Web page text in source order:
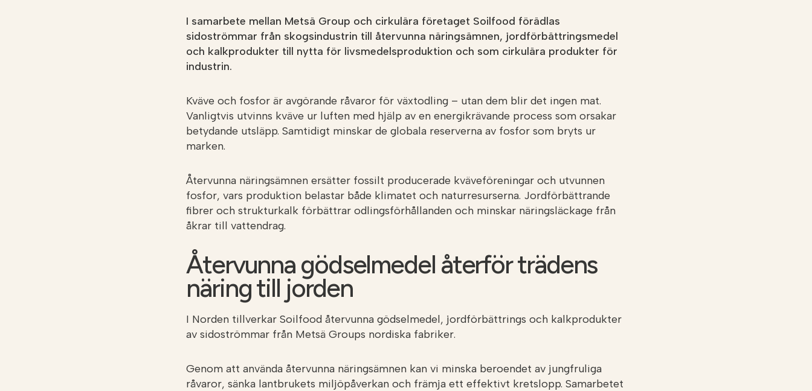
I samarbete mellan Metsä Group och cirkulära företaget Soilfood förädlas
sidoströmmar från skogsindustrin till återvunna näringsämnen, jordförbättringsmedel
och kalkprodukter till nytta för livsmedelsproduktion och som cirkulära produkter för
industrin.
Kväve och fosfor är avgörande råvaror för växtodling – utan dem blir det ingen mat.
Vanligtvis utvinns kväve ur luften med hjälp av en energikrävande process som orsakar
betydande utsläpp. Samtidigt minskar de globala reserverna av fosfor som bryts ur
marken.
Återvunna näringsämnen ersätter fossilt producerade kväveföreningar och utvunnen
fosfor, vars produktion belastar både klimatet och naturresurserna. Jordförbättrande
fibrer och strukturkalk förbättrar odlingsförhållanden och minskar näringsläckage från
åkrar till vattendrag.
Återvunna gödselmedel återför trädens
näring till jorden
I Norden tillverkar Soilfood återvunna gödselmedel, jordförbättrings och kalkprodukter
av sidoströmmar från Metsä Groups nordiska fabriker.
Genom att använda återvunna näringsämnen kan vi minska beroendet av jungfruliga
råvaror, sänka lantbrukets miljöpåverkan och främja ett effektivt kretslopp. Samarbetet